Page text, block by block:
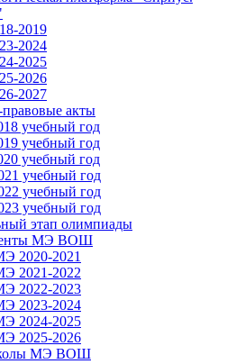
2019
2024
2025
2026
2027
акты
учебный год
учебный год
учебный год
учебный год
учебный год
учебный год
этап олимпиады
МЭ ВОШ
2020-2021
2021-2022
2022-2023
2023-2024
2024-2025
2025-2026
МЭ ВОШ